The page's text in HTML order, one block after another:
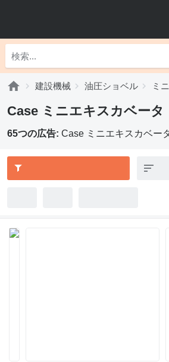
建設機械 油圧ショベル ミ
Case ミニエキスカベータ
65つの広告: Case ミニエキスカベー